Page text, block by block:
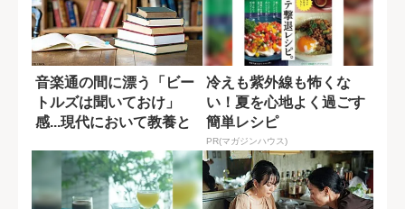
音楽通の間に漂う「ビー
トルズは聞いておけ」
感...現代において教養と
冷えも紫外線も怖くな
い！夏を心地よく過ごす
簡単レシピ
PR(マガジンハウス)